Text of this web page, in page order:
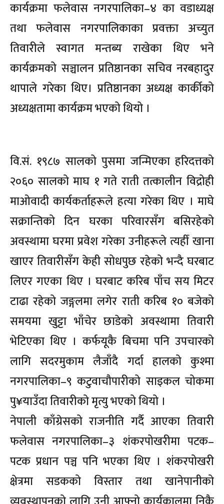
कार्यक्रमा फलेवास नगरपालिका–४ का वडाध्यक्ष
तथा फलेवास नगरपालिकाका प्रवक्ता अच्युत
तिवारीले स्वागत मन्तब्य राखेका थिए भने
कार्यक्रमको सञ्चालन प्रतिष्ठानका सचिव नरबहादुर
थापाले गरेका थिए। प्रतिष्ठानका अध्यक्ष कार्कीको
अध्यक्षतामा कार्यक्रम भएको थियो ।
वि.सं. १९८७ सालको पुसमा जन्मिएका हरिदत्तको
२०६० सालको माघ १ गते राती तत्कालीन विद्रोही
माओवादी कार्यकर्ताहरूले हत्या गरेका थिए । माघे
सक्रान्तिको दिन घरका परिवारसँग बसिरहेको
अवस्थामा घरमा प्रवेश गरेका उनीहरूले त्यहीँ खाना
खाएर तिवारीसँग केही सोधपुछ रहेको भन्दै घरबाट
लिएर गएका थिए । घरबाट करिब पाँच सय मिटर
टाढा रहेको जङ्गलमा लगेर राती करिब १० बजेको
समयमा खुट्टा भाँचेर छाडेको अवस्थामा तिवारी
भेटिएका थिए । कर्फयूकै बिचमा पनि उपचारको
लागि सदरमुकाम लैजाँदै गर्दा हालको कुश्मा
नगरपालिका–९ कटुवाचौपारीको साइकल चोकमा
पु¥याउँदा तिवारीको मृत्यु भएको थियो ।
नेपाली काँग्रेसको राजनीति गर्दै आएका तिवारी
फलेवास नगरपालिका–३ शंकरपोखरीमा पटक–
पटक प्रधान पञ्च पनि भएका थिए । शंकरपोखरी
क्षेत्रमा सडकको विस्तार तथा खानेपानीको